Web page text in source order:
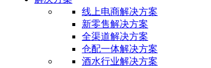
线上电商解决方案
新零售解决方案
全渠道解决方案
仓配一体解决方案
酒水行业解决方案